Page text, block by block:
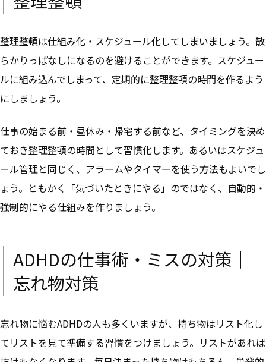
整理整頓は仕組み化・スケジュール化してしまいましょう。散
らかりっぱなしになるのを避けることができます。スケジュー
ルに組み込んでしまって、定期的に整理整頓の時間を作るよう
にしましょう。
仕事の始まる前・昼休み・帰宅する前など、タイミングを決め
ておき整理整頓の時間として習慣化します。あるいはスケジュ
ール管理と同じく、 アラームやタイマーを使う方法もよいでし
ょう。ともかく「気づいたときにやる」のではなく、 自動的・
強制的にやる仕組みを作りましょう。
ADHDの仕事術・ミスの対策｜
忘れ物対策
忘れ物に悩むADHDの人も多くいますが、 持ち物はリスト化し
てリストを見て準備する習慣をつけましょう。 リストがあれば